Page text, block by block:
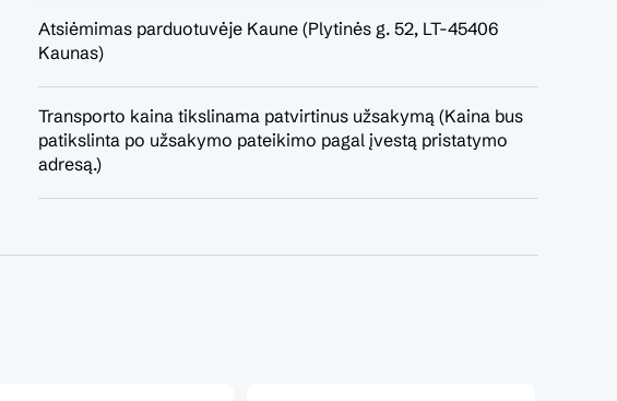
Atsiėmimas parduotuvėje Kaune (Plytinės g. 52, LT-45406
Kaunas)
Transporto kaina tikslinama patvirtinus užsakymą (Kaina bus
patikslinta po užsakymo pateikimo pagal įvestą pristatymo
adresą.)